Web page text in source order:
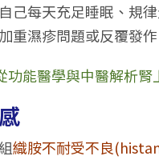
己每天充足睡眠、規
重濕疹問題或反覆發作
功能醫學與中醫解析腎
織胺不耐受不良(